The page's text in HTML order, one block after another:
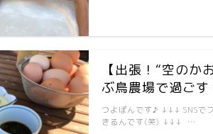
【出張！“空のか
ぶ鳥農場で過ご
つよぽんです♪ ↓↓↓ SNSで
きるんです(笑) ↓↓↓ …